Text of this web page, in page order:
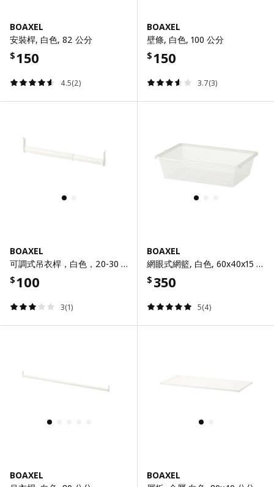
BOAXEL
安裝桿, 白色, 82 公分
$150
4.5(2)
BOAXEL
壁條, 白色, 100 公分
$150
3.7(3)
BOAXEL
可調式吊衣桿，白色，20-30 公分
$100
3(1)
BOAXEL
網眼式網籃, 白色, 60x40x15 公分
$ 350
5(4)
BOAXEL
BOAXEL